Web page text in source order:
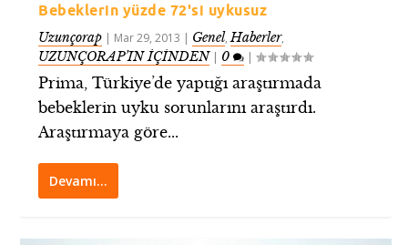
Bebeklerin yüzde 72'si uykusuz
Uzunçorap | Mar 29, 2013 | Genel,Haberler,
UZUNÇORAP’IN İÇİNDEN| 0 |
Prima, Türkiye’de yaptığı araştırmada
bebeklerin uyku sorunlarını araştırdı.
Araştırmaya göre...
Devamı…